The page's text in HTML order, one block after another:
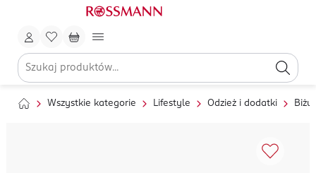
Wszystkie kategorie Lifestyle Odzież i dodatki